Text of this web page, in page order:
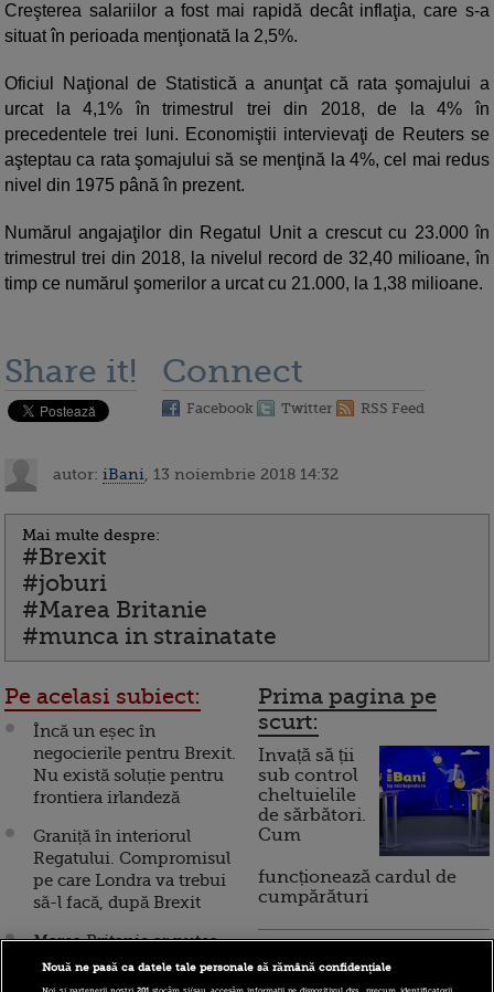
Creşterea salariilor a fost mai rapidă decât inflaţia, care s-a
situat în perioada menţionată la 2,5%.
Oficiul Naţional de Statistică a anunţat că rata şomajului a
urcat la 4,1% în trimestrul trei din 2018, de la 4% în
precedentele trei luni. Economiştii intervievaţi de Reuters se
aşteptau ca rata şomajului să se menţină la 4%, cel mai redus
nivel din 1975 până în prezent.
Numărul angajaţilor din Regatul Unit a crescut cu 23.000 în
trimestrul trei din 2018, la nivelul record de 32,40 milioane, în
timp ce numărul şomerilor a urcat cu 21.000, la 1,38 milioane.
Share it! Connect
Facebook Twitter RSS Feed
autor: iBani , 13 noiembrie 2018 14:32
Mai multe despre:
#Brexit
#joburi
#Marea Britanie
#munca in strainatate
Pe acelasi subiect:
Încă un eșec în
negocierile pentru Brexit.
Nu există soluție pentru
frontiera irlandeză
Graniță în interiorul
Regatului. Compromisul
pe care Londra va trebui
să-l facă, după Brexit
Marea Britanie ar putea
să facă din nou cerere de
aderare la UE, după
Prima pagina pe
scurt:
Invață să ții
sub control
cheltuielile
de sărbători.
Cum
funcționează cardul de
cumpărături
Incont , site-ul Știrile Pro
Nouă ne pasă ca datele tale personale să rămână confidențiale